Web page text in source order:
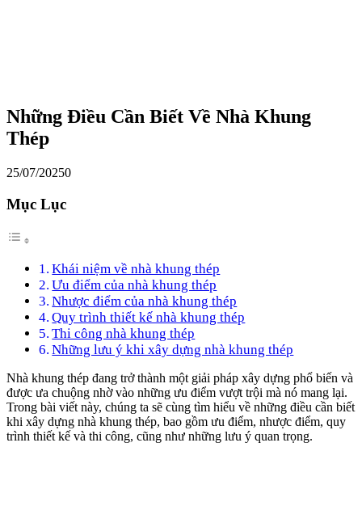
Những Điều Cần Biết Về Nhà Khung
Thép
25/07/20250
Mục Lục
Khái niệm về nhà khung thép
Ưu điểm của nhà khung thép
Nhược điểm của nhà khung thép
Quy trình thiết kế nhà khung thép
Thi công nhà khung thép
Những lưu ý khi xây dựng nhà khung thép
Nhà khung thép đang trở thành một giải pháp xây dựng phổ biến và
được ưa chuộng nhờ vào những ưu điểm vượt trội mà nó mang lại.
Trong bài viết này, chúng ta sẽ cùng tìm hiểu về những điều cần biết
khi xây dựng nhà khung thép, bao gồm ưu điểm, nhược điểm, quy
trình thiết kế và thi công, cũng như những lưu ý quan trọng.